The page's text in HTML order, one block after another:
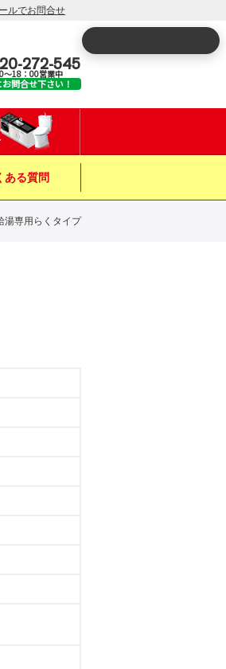
ルでお問合せ
272-545
～18：00営業中
問合せ下さい！
ある質問
湯専用らくタイプ